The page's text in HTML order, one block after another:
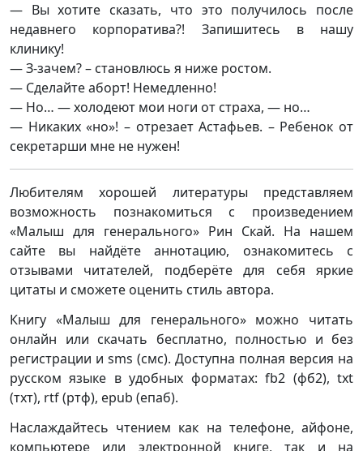
— Вы хотите сказать, что это получилось после
недавнего корпоратива?! Запишитесь в нашу
клинику!
— З-зачем? – становлюсь я ниже ростом.
— Сделайте аборт! Немедленно!
— Но… — холодеют мои ноги от страха, — но…
— Никаких «но»! – отрезает Астафьев. – Ребенок от
секретарши мне не нужен!
Любителям хорошей литературы представляем
возможность познакомиться с произведением
«Малыш для генерального» Рин Скай. На нашем
сайте вы найдёте аннотацию, ознакомитесь с
отзывами читателей, подберёте для себя яркие
цитаты и сможете оценить стиль автора.
Книгу «Малыш для генерального» можно читать
онлайн или скачать бесплатно, полностью и без
регистрации и sms (смс). Доступна полная версия на
русском языке в удобных форматах: fb2 (фб2), txt
(тхт), rtf (ртф), epub (епаб).
Наслаждайтесь чтением как на телефоне, айфоне,
компьютере или электронной книге, так и на